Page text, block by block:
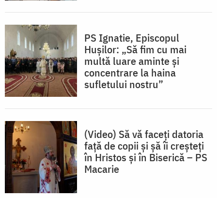
PS Ignatie, Episcopul
Hușilor: „Să fim cu mai
multă luare aminte și
concentrare la haina
sufletului nostru”
(Video) Să vă faceți datoria
față de copii și șă îi creșteți
în Hristos și în Biserică – PS
Macarie